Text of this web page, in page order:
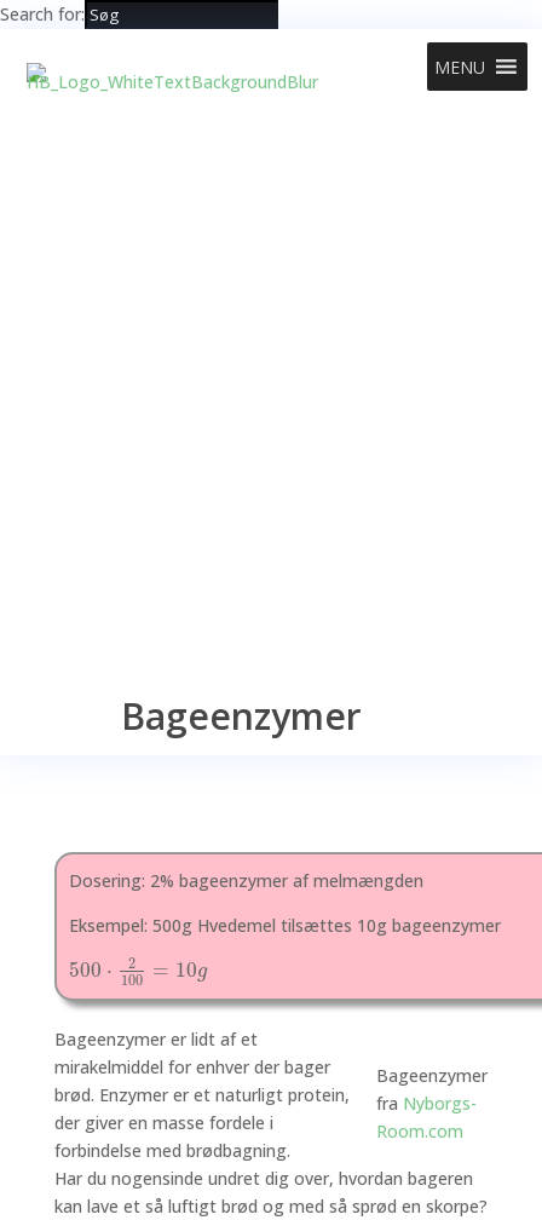
Search for:
MENU
Bageenzymer
Dosering: 2% bageenzymer af melmængden
Eksempel: 500g Hvedemel tilsættes 10g bageenzymer
500 ⋅
2
100
= 10g
Bageenzymer
fra Nyborgs-
Room.com
Bageenzymer er lidt af et
mirakelmiddel for enhver der bager
brød. Enzymer er et naturligt protein,
der giver en masse fordele i
forbindelse med brødbagning.
Har du nogensinde undret dig over, hvordan bageren
kan lave et så luftigt brød og med så sprød en skorpe?